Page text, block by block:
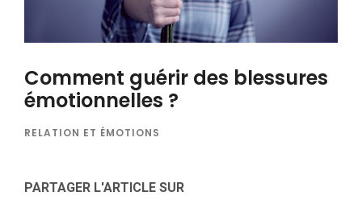
Comment guérir des blessures
émotionnelles ?
RELATION ET ÉMOTIONS
PARTAGER L'ARTICLE SUR